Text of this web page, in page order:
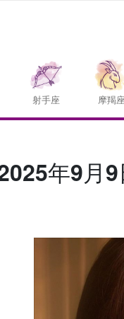
射手座 摩羯
年9月